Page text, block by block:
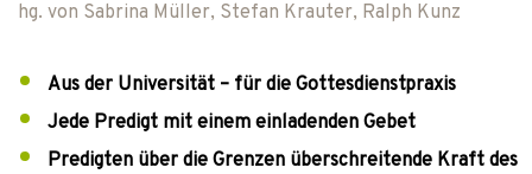
hg. von Sabrina Müller, Stefan Krauter, Ralph Kunz
Aus der Universität – für die Gottesdienstpraxis
Jede Predigt mit einem einladenden Gebet
Predigten über die Grenzen überschreitende Kraft des